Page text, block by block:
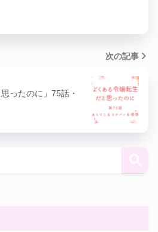
次の記事
ったのに」75話・